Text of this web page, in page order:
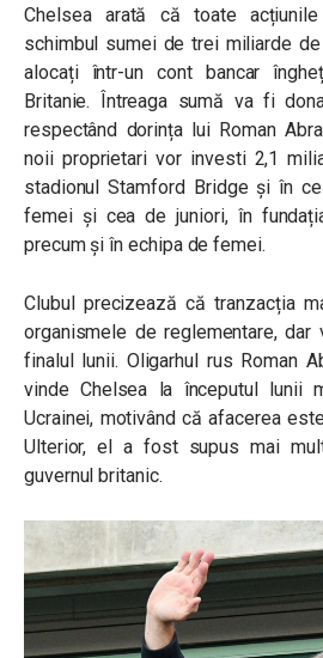
Chelsea arată că toate
schimbul sumei de trei miliarde
alocați într-un cont bancar
Britanie. Întreaga sumă va fi
respectând dorința lui Roman
noii proprietari vor investi 2,1
stadionul Stamford Bridge și în
femei și cea de juniori, în
precum și în echipa de femei.
Clubul precizează că tranzacția
organismele de reglementare,
finalul lunii. Oligarhul rus Roman
vinde Chelsea la începutul lunii
Ucrainei, motivând că afacerea
Ulterior, el a fost supus mai
guvernul britanic.